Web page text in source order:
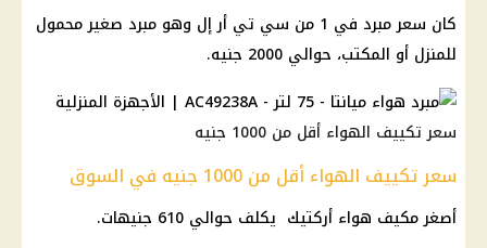
كان سعر مبرد في 1 من سي تي أر إل وهو مبرد صغير محمول
للمنزل أو المكتب، حوالي 2000 جنيه.
سعر تكييف الهواء أقل من 1000 جنيه
سعر تكييف الهواء أقل من 1000 جنيه في السوق
أصغر مكيف هواء أركتيك يكلف حوالي 610 جنيهات.